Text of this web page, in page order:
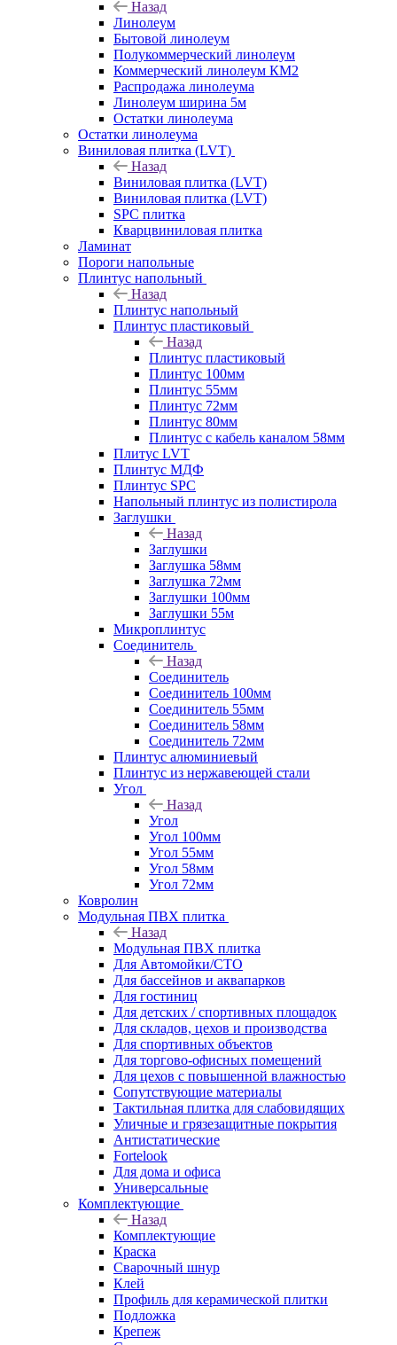
Назад
Линолеум
Бытовой линолеум
Полукоммерческий линолеум
Коммерческий линолеум КМ2
Распродажа линолеума
Линолеум ширина 5м
Остатки линолеума
Остатки линолеума
Виниловая плитка (LVT)
Назад
Виниловая плитка (LVT)
Виниловая плитка (LVT)
SPC плитка
Кварцвиниловая плитка
Ламинат
Пороги напольные
Плинтус напольный
Назад
Плинтус напольный
Плинтус пластиковый
Назад
Плинтус пластиковый
Плинтус 100мм
Плинтус 55мм
Плинтус 72мм
Плинтус 80мм
Плинтус с кабель каналом 58мм
Плитус LVT
Плинтус МДФ
Плинтус SPC
Напольный плинтус из полистирола
Заглушки
Назад
Заглушки
Заглушка 58мм
Заглушка 72мм
Заглушки 100мм
Заглушки 55м
Микроплинтус
Соединитель
Назад
Соединитель
Соединитель 100мм
Соединитель 55мм
Соединитель 58мм
Соединитель 72мм
Плинтус алюминиевый
Плинтус из нержавеющей стали
Угол
Назад
Угол
Угол 100мм
Угол 55мм
Угол 58мм
Угол 72мм
Ковролин
Модульная ПВХ плитка
Назад
Модульная ПВХ плитка
Для Автомойки/СТО
Для бассейнов и аквапарков
Для гостиниц
Для детских / спортивных площадок
Для складов, цехов и производства
Для спортивных объектов
Для торгово-офисных помещений
Для цехов с повышенной влажностью
Сопутствующие материалы
Тактильная плитка для слабовидящих
Уличные и грязезащитные покрытия
Антистатические
Fortelook
Для дома и офиса
Универсальные
Комплектующие
Назад
Комплектующие
Краска
Сварочный шнур
Клей
Профиль для керамической плитки
Подложка
Крепеж